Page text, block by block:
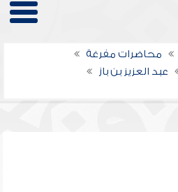
محاضرات مفرغة
عبد العزيز بن باز